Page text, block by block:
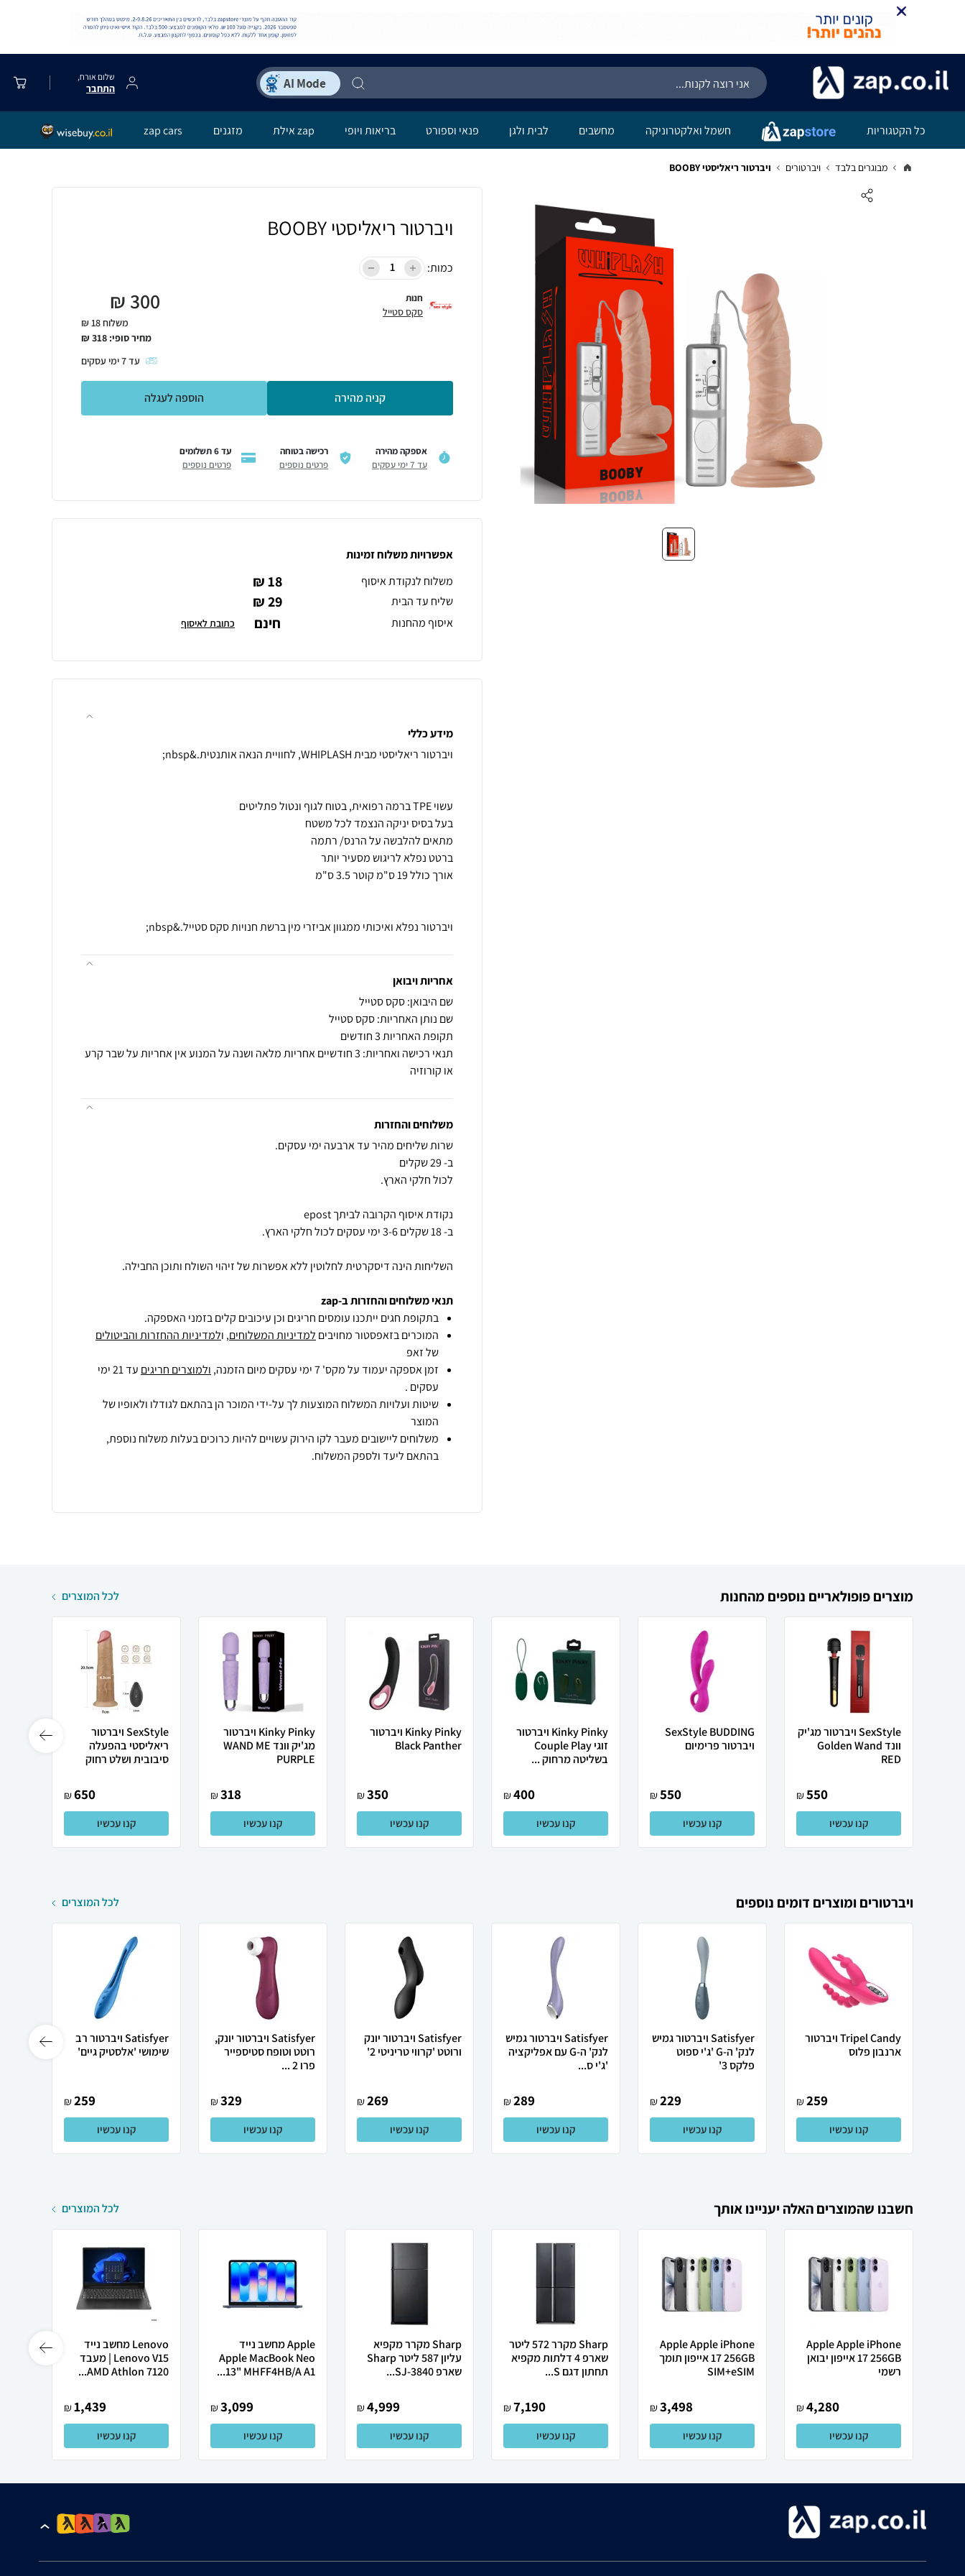
שלום אורח,
התחבר
כל הקטגוריות חשמל ואלקטרוניקה מחשבים לבית ולגן פנאי וספורט בריאות ויופי zap אילת מזגנים zap cars
מבוגרים בלבד ויברטורים ויברטור ריאליסטי BOOBY
ויברטור ריאליסטי BOOBY
כמות:
חנות
סקס סטייל 300
₪
משלוח 18 ₪
מחיר סופי: 318
₪
עד7ימי עסקים
קניה מהירה הוספה לעגלה
אספקה מהירה
עד 7 ימי עסקים
רכישה בטוחה
פרטים נוספים
עד 6 תשלומים
פרטים נוספים
אפשרויות משלוח זמינות
משלוח לנקודת איסוף
18 ₪
שליח עד הבית 29 ₪
איסוף מהחנות חינם כתובת לאיסוף
מידע כללי
ויברטור נפלא ואיכותי ממגוון אביזרי מין ברשת חנויות סקס סטייל.&nbsp;
אחריות ויבואן
שם היבואן: סקס סטייל
שם נותן האחריות: סקס סטייל
תקופת האחריות 3 חודשים
תנאי רכישה ואחריות: 3 חודשיים אחריות מלאה ושנה על המנוע אין אחריות על שבר קרע
או קורוזיה
משלוחים והחזרות
השליחות הינה דיסקרטית לחלוטין ללא אפשרות של זיהוי השולח ותוכן החבילה.
תנאי משלוחים והחזרות ב-zap
בתקופת חגים ייתכנו עומסים חריגים וכן עיכובים קלים בזמני האספקה.
המוכרים בזאפסטור מחויבים למדיניות המשלוחים, ולמדיניות ההחזרות והביטולים
של זאפ
זמן אספקה יעמוד על מקס' 7 ימי עסקים מיום הזמנה,
ולמוצרים חריגים
עד 21 ימי
עסקים .
שיטות ועלויות המשלוח המוצעות לך על-ידי המוכר הן בהתאם לגודלו ולאופיו של
המוצר
משלוחים ליישובים מעבר לקו הירוק עשויים להיות כרוכים בעלות משלוח נוספת,
בהתאם ליעד ולספק המשלוח.
מוצרים פופולאריים נוספים מהחנות לכל המוצרים
SexStyle ויברטור מג'יק
וונד Golden Wand
RED
550
₪
קנו עכשיו
SexStyle BUDDING
ויברטור פרימיום
550
₪
קנו עכשיו
Kinky Pinky ויברטור
זוגי Couple Play
בשליטה מרחוק ...
400
₪
קנו עכשיו
Kinky Pinky ויברטור
Black Panther
350
₪
קנו עכשיו
Kinky Pinky ויברטור
מג'יק וונד WAND ME
PURPLE
318
₪
קנו עכשיו
SexStyle ויברטור
ריאליסטי בהפעלה
סיבובית ושלט רחוק
650
₪
קנו עכשיו
ויברטורים ומוצרים דומים נוספים לכל המוצרים
Tripel Candy ויברטור
ארנבון פלוס
259
₪
קנו עכשיו
Satisfyer ויברטור גמיש
לנק' ה-G 'ג'י ספוט
פלקס 3'
229
₪
קנו עכשיו
Satisfyer ויברטור גמיש
לנק' ה-G עם אפליקציה
'ג'י ס...
289
₪
קנו עכשיו
Satisfyer ויברטור יונק
ורוטט 'קרווי טריניטי 2'
269
₪
קנו עכשיו
Satisfyer ויברטור יונק,
רוטט וטופח סטיספייר
פרו 2 ...
329
₪
קנו עכשיו
Satisfyer ויברטור רב
שימושי 'אלסטיק גיים'
259
₪
קנו עכשיו
חשבנו שהמוצרים האלה יעניינו אותך לכל המוצרים
Apple Apple iPhone
17 256GB אייפון יבואן
רשמי
4,280
₪
קנו עכשיו
Apple Apple iPhone
17 256GB אייפון תומך
SIM+eSIM
3,498
₪
קנו עכשיו
Sharp מקרר 572 ליטר
שארפ 4 דלתות מקפיא
תחתון דגם S...
7,190
₪
קנו עכשיו
Sharp מקרר מקפיא
עליון 587 ליטר Sharp
שארפ SJ-3840...
4,999
₪
קנו עכשיו
Apple מחשב נייד
Apple MacBook Neo
13" MHFF4HB/A A1...
3,099
₪
קנו עכשיו
Lenovo מחשב נייד
Lenovo V15 | מעבד
AMD Athlon 7120...
1,439
₪
קנו עכשיו